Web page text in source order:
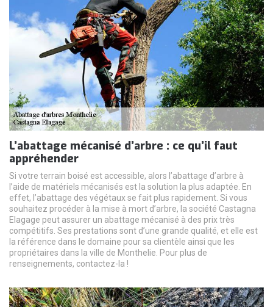
L’abattage mécanisé d’arbre : ce qu’il faut
appréhender
Si votre terrain boisé est accessible, alors l’abattage d’arbre à
l’aide de matériels mécanisés est la solution la plus adaptée. En
effet, l’abattage des végétaux se fait plus rapidement. Si vous
souhaitez procéder à la mise à mort d’arbre, la société Castagna
Elagage peut assurer un abattage mécanisé à des prix très
compétitifs. Ses prestations sont d’une grande qualité, et elle est
la référence dans le domaine pour sa clientèle ainsi que les
propriétaires dans la ville de Monthelie. Pour plus de
renseignements, contactez-la !